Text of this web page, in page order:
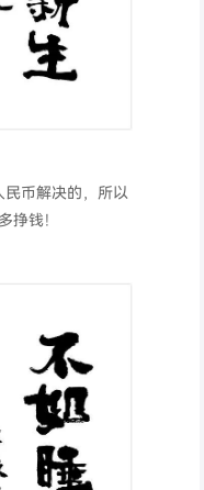
币解决的，所以
挣钱！